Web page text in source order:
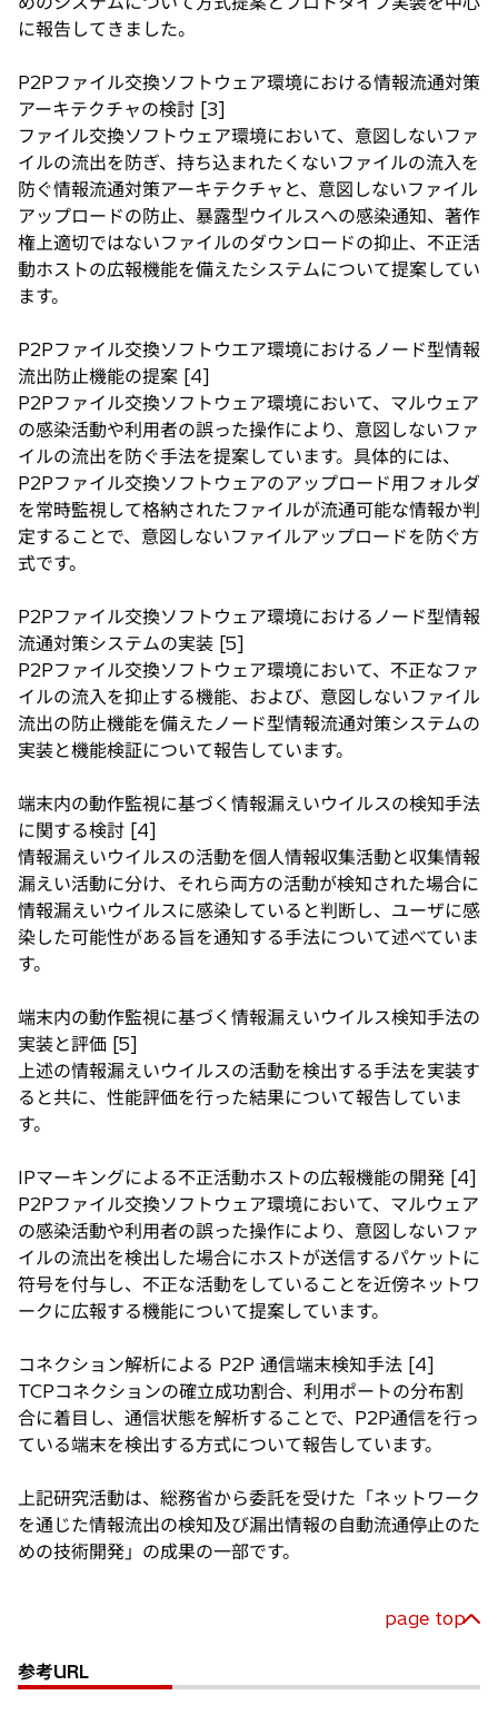
に報告してきました。
P2Pファイル交換ソフトウェア環境における情報流通対策
アーキテクチャの検討 [3]
ファイル交換ソフトウェア環境において、意図しないファ
イルの流出を防ぎ、持ち込まれたくないファイルの流入を
防ぐ情報流通対策アーキテクチャと、意図しないファイル
アップロードの防止、暴露型ウイルスへの感染通知、著作
権上適切ではないファイルのダウンロードの抑止、不正活
動ホストの広報機能を備えたシステムについて提案してい
ます。
P2Pファイル交換ソフトウエア環境におけるノード型情報
流出防止機能の提案 [4]
P2Pファイル交換ソフトウェア環境において、マルウェア
の感染活動や利用者の誤った操作により、意図しないファ
イルの流出を防ぐ手法を提案しています。具体的には、
P2Pファイル交換ソフトウェアのアップロード用フォルダ
を常時監視して格納されたファイルが流通可能な情報か判
定することで、意図しないファイルアップロードを防ぐ方
式です。
P2Pファイル交換ソフトウェア環境におけるノード型情報
流通対策システムの実装 [5]
P2Pファイル交換ソフトウェア環境において、不正なファ
イルの流入を抑止する機能、および、意図しないファイル
流出の防止機能を備えたノード型情報流通対策システムの
実装と機能検証について報告しています。
端末内の動作監視に基づく情報漏えいウイルスの検知手法
に関する検討 [4]
情報漏えいウイルスの活動を個人情報収集活動と収集情報
漏えい活動に分け、それら両方の活動が検知された場合に
情報漏えいウイルスに感染していると判断し、ユーザに感
染した可能性がある旨を通知する手法について述べていま
す。
端末内の動作監視に基づく情報漏えいウイルス検知手法の
実装と評価 [5]
上述の情報漏えいウイルスの活動を検出する手法を実装す
ると共に、性能評価を行った結果について報告していま
す。
IPマーキングによる不正活動ホストの広報機能の開発 [4]
P2Pファイル交換ソフトウェア環境において、マルウェア
の感染活動や利用者の誤った操作により、意図しないファ
イルの流出を検出した場合にホストが送信するパケットに
符号を付与し、不正な活動をしていることを近傍ネットワ
ークに広報する機能について提案しています。
コネクション解析による P2P 通信端末検知手法 [4]
TCPコネクションの確立成功割合、利用ポートの分布割
合に着目し、通信状態を解析することで、P2P通信を行っ
ている端末を検出する方式について報告しています。
上記研究活動は、総務省から委託を受けた「ネットワーク
を通じた情報流出の検知及び漏出情報の自動流通停止のた
めの技術開発」の成果の一部です。
page top
参考URL